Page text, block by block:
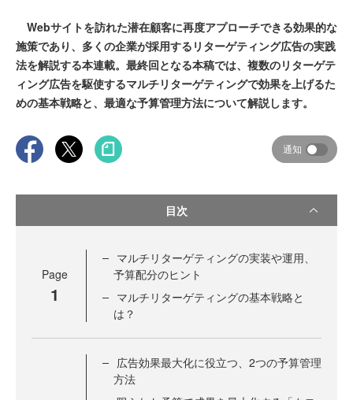
Webサイトを訪れた潜在顧客に再度アプローチできる効果的な
施策であり、多くの企業が採用するリターゲティング広告の実践
法を解説する本連載。最終回となる本稿では、複数のリターゲテ
ィング広告を駆使するマルチリターゲティングで効果を上げるた
めの基本戦略と、最適な予算管理方法について解説します。
通知
目次
Page
1
マルチリターゲティングの実装や運用、
予算配分のヒント
マルチリターゲティングの基本戦略と
は？
広告効果最大化に役立つ、2つの予算管理
方法